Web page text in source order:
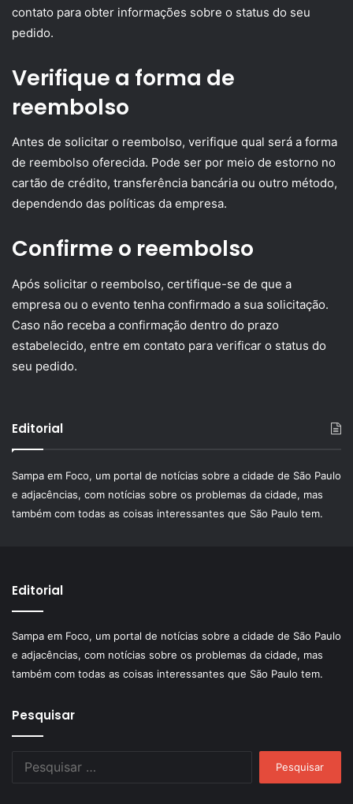
contato para obter informações sobre o status do seu
pedido.
Verifique a forma de
reembolso
Antes de solicitar o reembolso, verifique qual será a forma
de reembolso oferecida. Pode ser por meio de estorno no
cartão de crédito, transferência bancária ou outro método,
dependendo das políticas da empresa.
Confirme o reembolso
Após solicitar o reembolso, certifique-se de que a
empresa ou o evento tenha confirmado a sua solicitação.
Caso não receba a confirmação dentro do prazo
estabelecido, entre em contato para verificar o status do
seu pedido.
Editorial
Sampa em Foco, um portal de notícias sobre a cidade de São Paulo
e adjacências, com notícias sobre os problemas da cidade, mas
também com todas as coisas interessantes que São Paulo tem.
Editorial
Sampa em Foco, um portal de notícias sobre a cidade de São Paulo
e adjacências, com notícias sobre os problemas da cidade, mas
também com todas as coisas interessantes que São Paulo tem.
Pesquisar